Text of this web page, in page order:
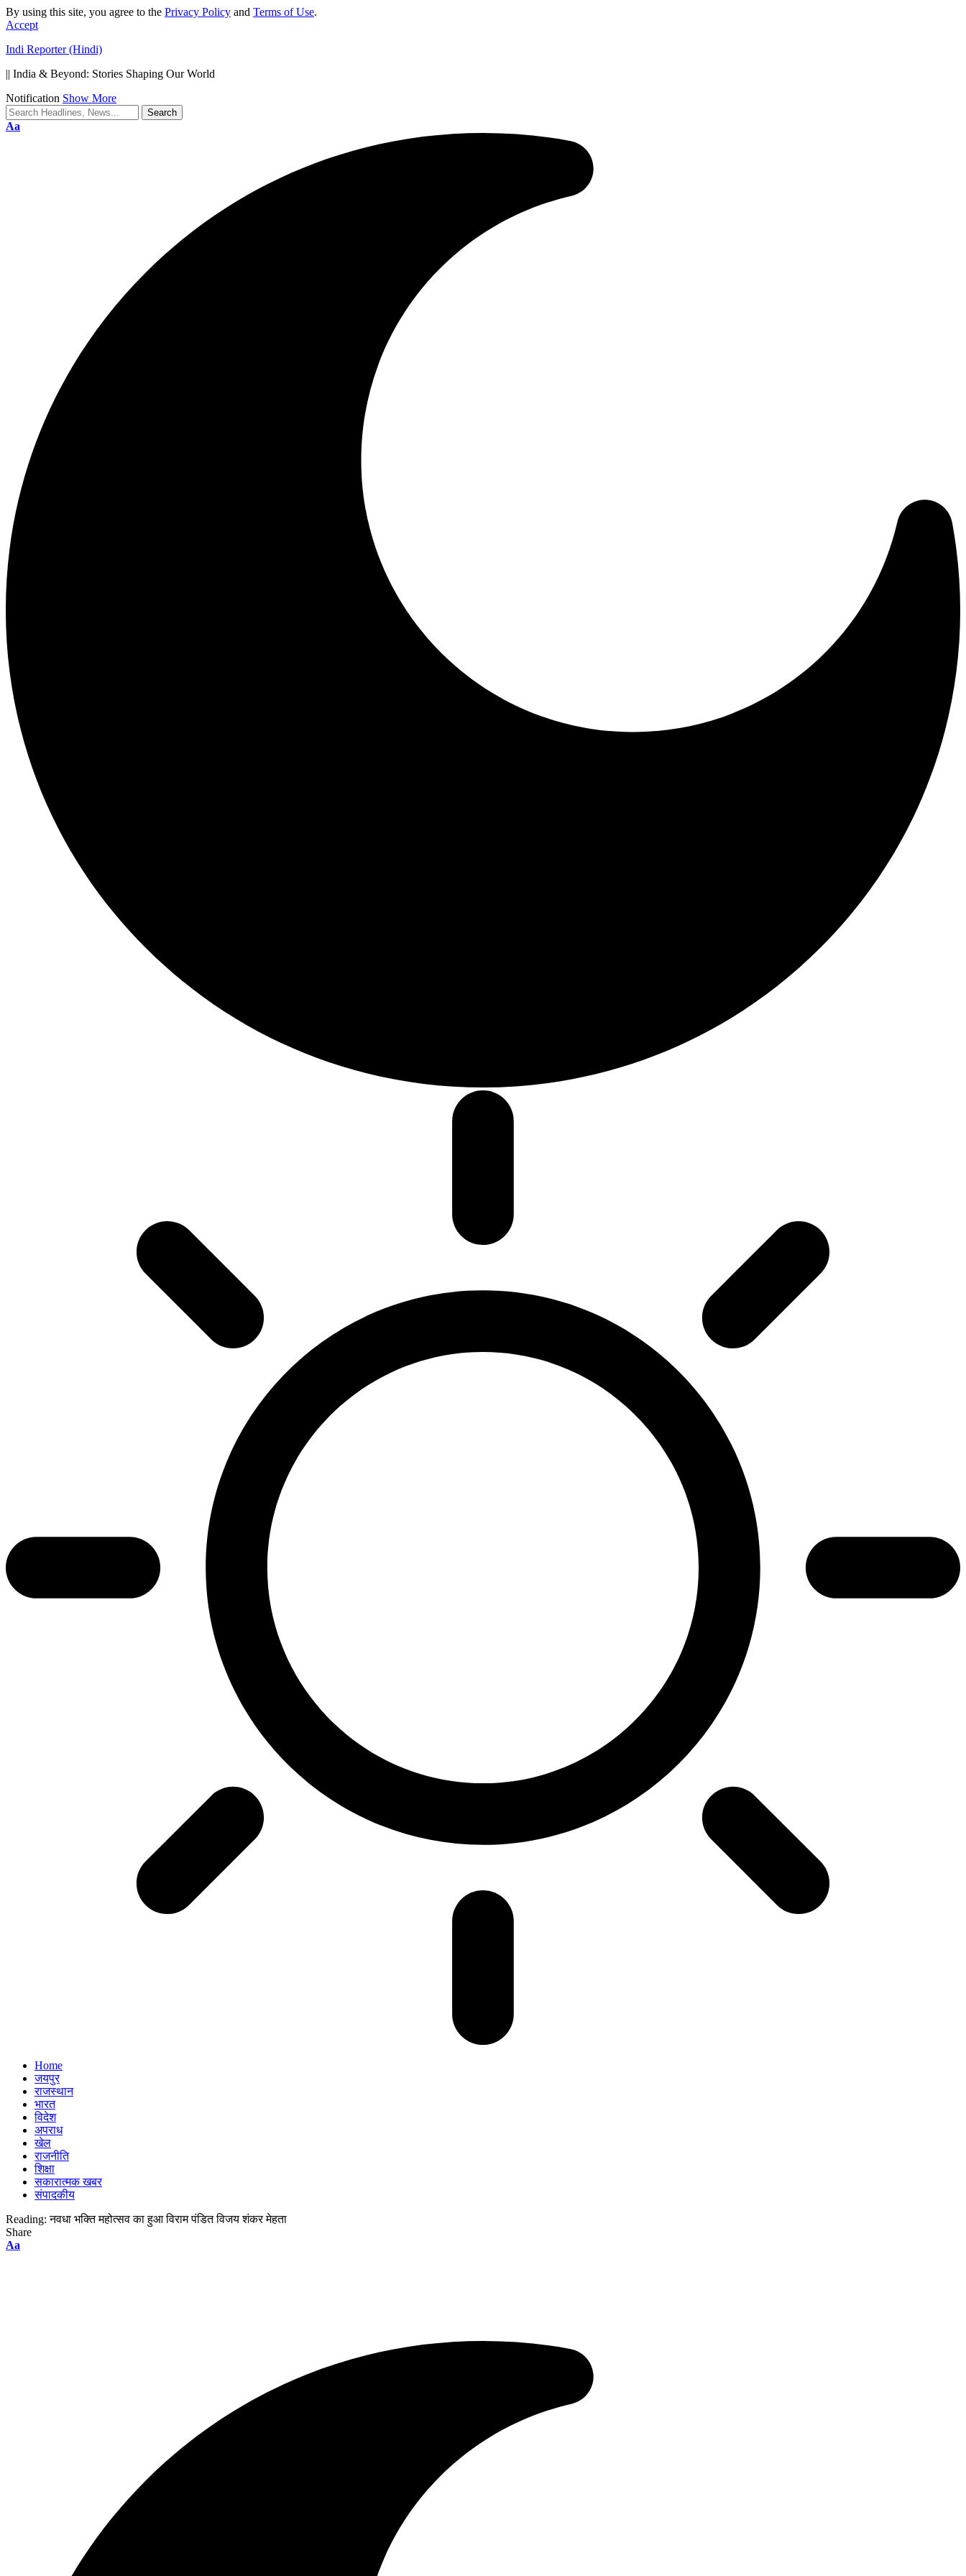
By using this site, you agree to the Privacy Policy and Terms of Use.
Accept
Indi Reporter (Hindi)
|| India & Beyond: Stories Shaping Our World
Notification Show More
Font
Aa
Home
जयपुर
राजस्थान
भारत
विदेश
अपराध
खेल
राजनीति
शिक्षा
सकारात्मक खबर
संपादकीय
Reading: नवधा भक्ति महोत्सव का हुआ विराम पंडित विजय शंकर मेहता
Share
Font
Aa